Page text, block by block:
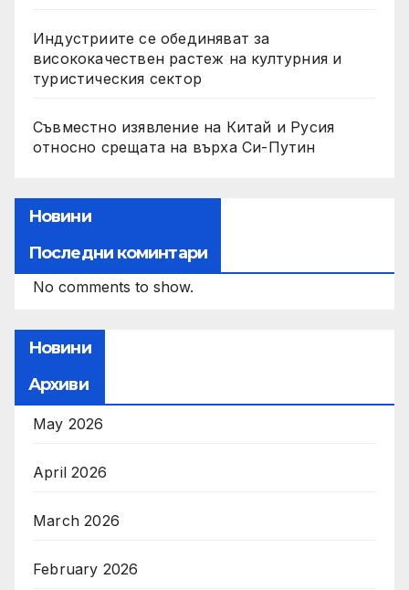
Индустриите се обединяват за
висококачествен растеж на културния и
туристическия сектор
Съвместно изявление на Китай и Русия
относно срещата на върха Си-Путин
Новини
Последни коминтари
No comments to show.
Новини
Архиви
May 2026
April 2026
March 2026
February 2026